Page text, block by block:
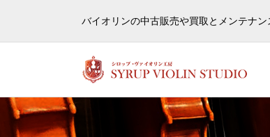
バイオリンの中古販売や買取とメンテナ